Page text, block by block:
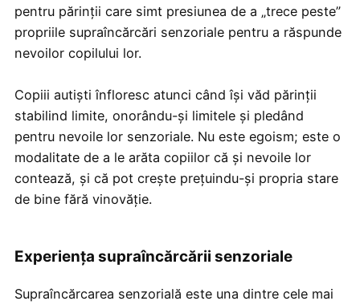
pentru părinții care simt presiunea de a „trece peste”
propriile supraîncărcări senzoriale pentru a răspunde
nevoilor copilului lor.
Copiii autiști înfloresc atunci când își văd părinții
stabilind limite, onorându-și limitele și pledând
pentru nevoile lor senzoriale. Nu este egoism; este o
modalitate de a le arăta copiilor că și nevoile lor
contează, și că pot crește prețuindu-și propria stare
de bine fără vinovăție.
Experiența supraîncărcării senzoriale
Supraîncărcarea senzorială este una dintre cele mai